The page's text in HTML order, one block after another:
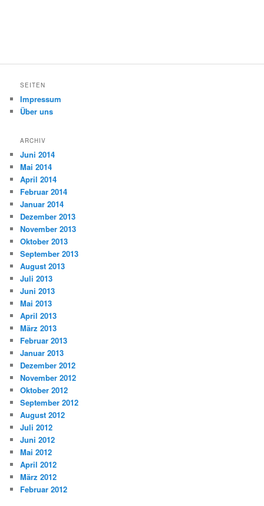
SEITEN
Impressum
Über uns
ARCHIV
Juni 2014
Mai 2014
April 2014
Februar 2014
Januar 2014
Dezember 2013
November 2013
Oktober 2013
September 2013
August 2013
Juli 2013
Juni 2013
Mai 2013
April 2013
März 2013
Februar 2013
Januar 2013
Dezember 2012
November 2012
Oktober 2012
September 2012
August 2012
Juli 2012
Juni 2012
Mai 2012
April 2012
März 2012
Februar 2012